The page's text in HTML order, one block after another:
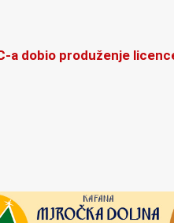
a dobio produženje